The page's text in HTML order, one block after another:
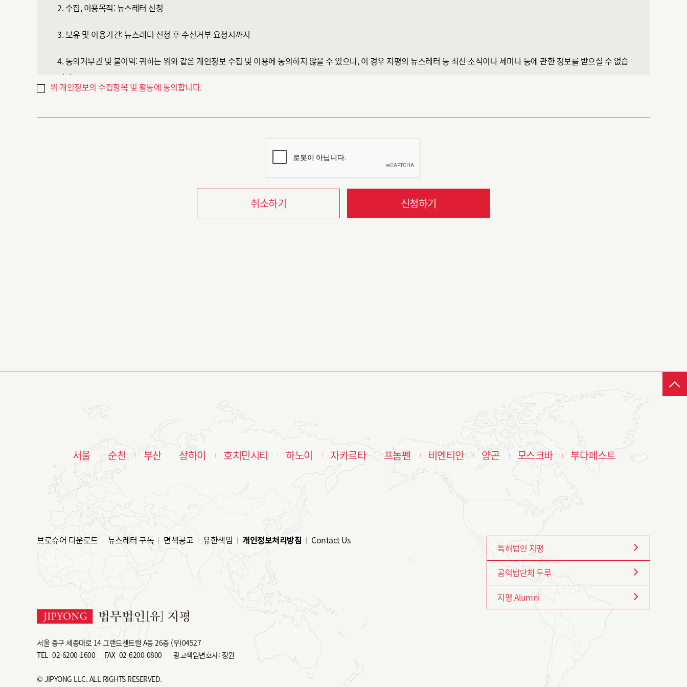
2. 수집, 이용목적: 뉴스레터 신청
3. 보유 및 이용기간: 뉴스레터 신청 후 수신거부 요청시까지
4. 동의거부권 및 불이익: 귀하는 위와 같은 개인정보 수집 및 이용에 동의하지 않을 수 있으나, 이 경우 지평의 뉴스레터 등 최신 소식이나 세미나 등에 관한 정보를 받으실 수 없습
니다.
위 개인정보의 수집항목 및 활동에 동의합니다.
취소하기 신청하기
서울 순천 부산 상하이 호치민시티 하노이 자카르타 프놈펜 비엔티안 양곤 모스크바 부다페스트
브로슈어 다운로드 뉴스레터 구독 면책공고 유한책임 개인정보처리방침 Contact Us
특허법인 지평
공익법단체 두루
지평 Alumni
서울 중구 세종대로 14 그랜드센트럴 A동 26층 (우)04527
TEL 02-6200-1600 FAX 02-6200-0800 광고책임변호사: 정원
© JIPYONG LLC. ALL RIGHTS RESERVED.